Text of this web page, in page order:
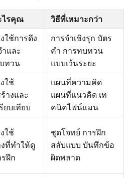
ไรคุณ วิธีที่เหมาะกว่า
ใช้การดึง
และ
ทวน
การจำเชิงรุก บัตร
คำ การทบทวน
แบบเว้นระยะ
ใช้
างและ
ยบเทียบ
แผนที่ความคิด
แผนที่แนวคิด เท
คนิคไฟน์แมน
ใช้
ที่ทำให้ดู
ฝึก
ชุดโจทย์ การฝึก
สลับแบบ บันทึกข้อ
ผิดพลาด